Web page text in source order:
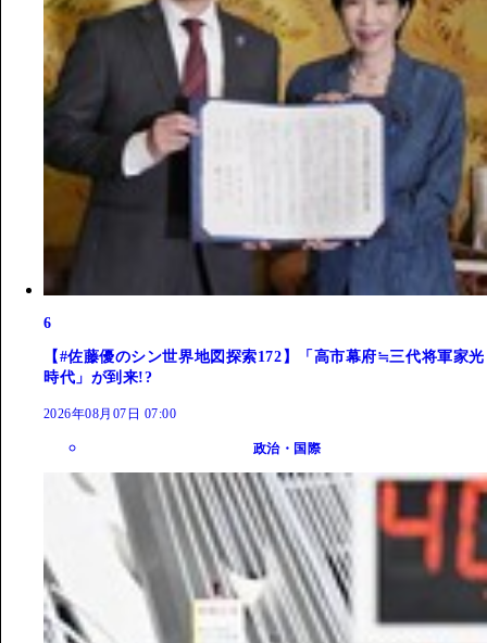
6
【#佐藤優のシン世界地図探索172】「高市幕府≒三代将軍家光
時代」が到来!?
2026年08月07日 07:00
政治・国際